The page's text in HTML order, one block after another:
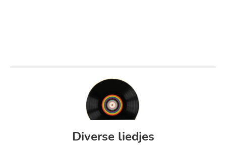
Diverse liedjes